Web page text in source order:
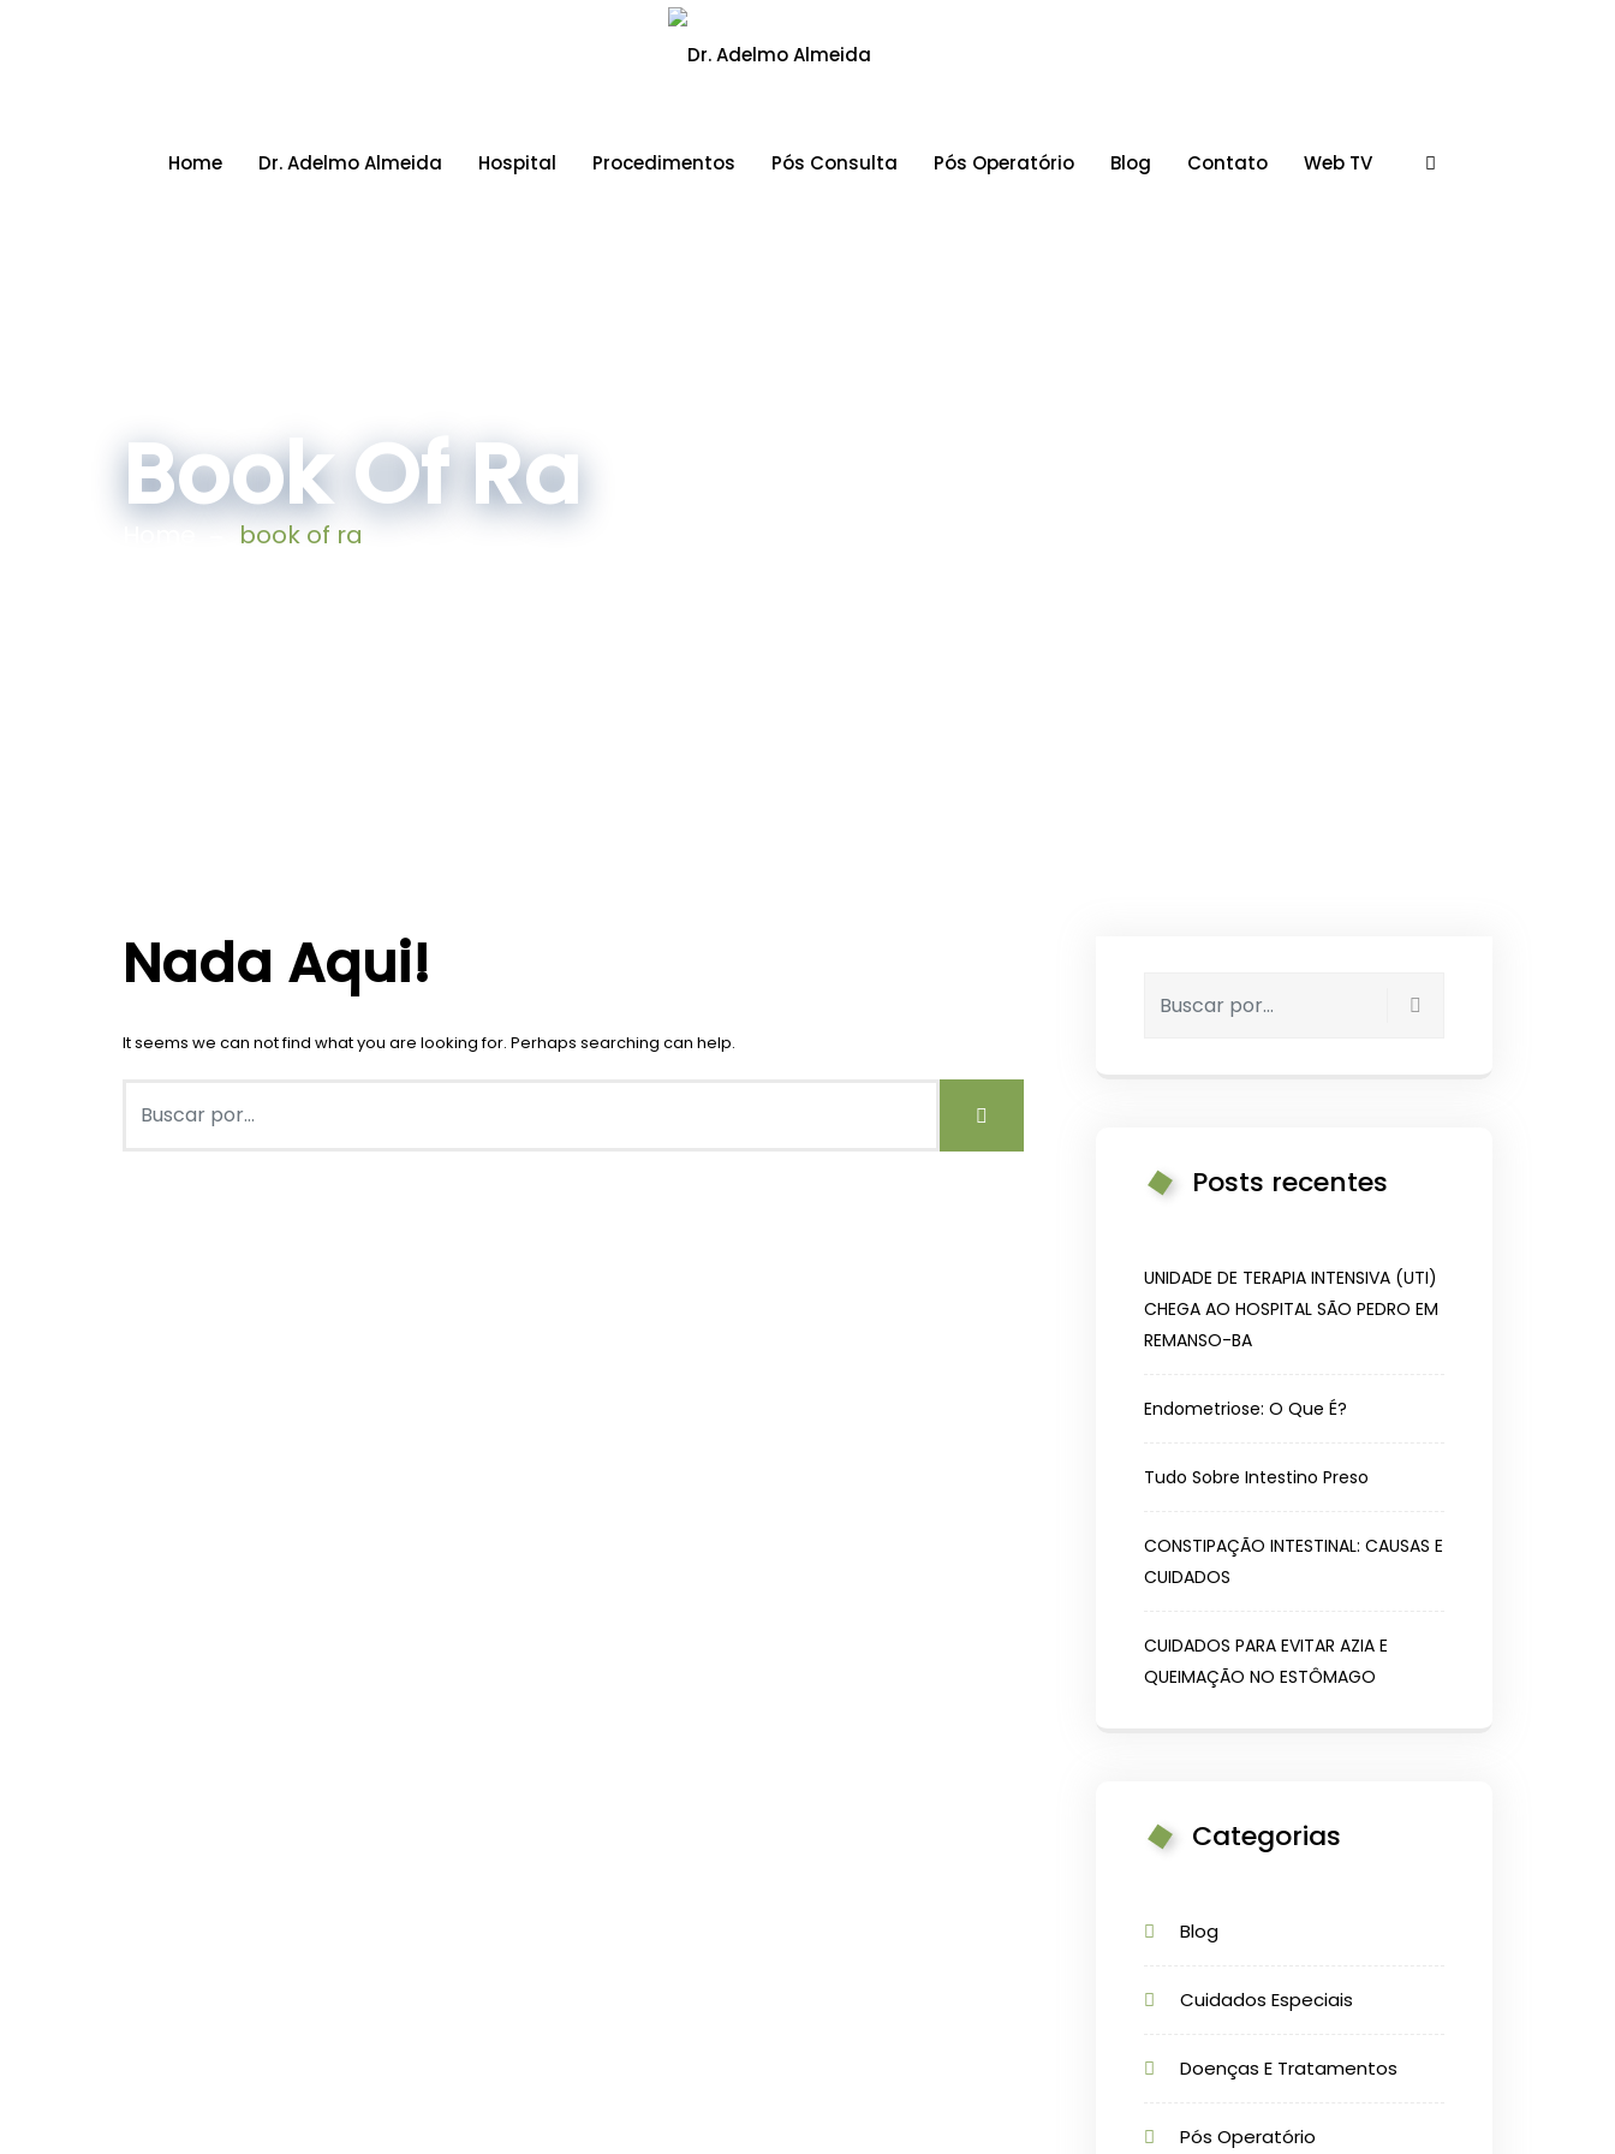
Home Dr. Adelmo Almeida Hospital Procedimentos Pós Consulta Pós Operatório Blog Contato Web TV
Book Of Ra
book of ra
Nada Aqui!
It seems we can not find what you are looking for. Perhaps searching can help.
Posts recentes
UNIDADE DE TERAPIA INTENSIVA (UTI)
CHEGA AO HOSPITAL SÃO PEDRO EM
REMANSO-BA
Endometriose: O Que É?
Tudo Sobre Intestino Preso
CONSTIPAÇÃO INTESTINAL: CAUSAS E
CUIDADOS
CUIDADOS PARA EVITAR AZIA E
QUEIMAÇÃO NO ESTÔMAGO
Categorias
Blog
Cuidados Especiais
Doenças E Tratamentos
Pós Operatório